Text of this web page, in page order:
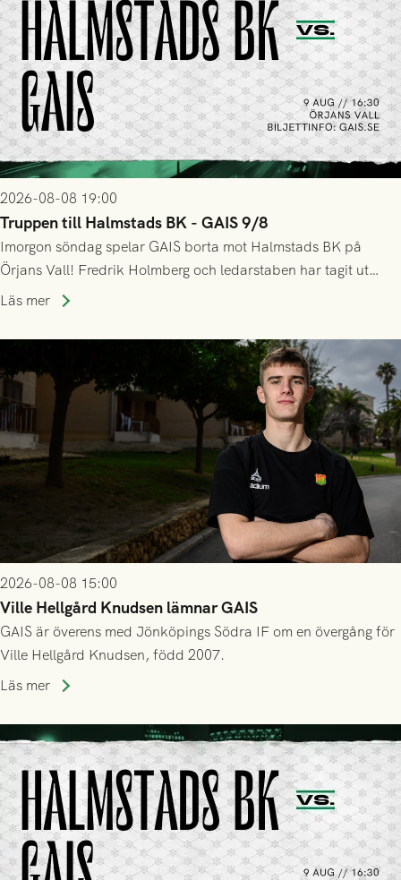
2026-08-08 19:00
Truppen till Halmstads BK - GAIS 9/8
Imorgon söndag spelar GAIS borta mot Halmstads BK på
Örjans Vall! Fredrik Holmberg och ledarstaben har tagit ut
följande trupp till matchen:
Läs mer
2026-08-08 15:00
Ville Hellgård Knudsen lämnar GAIS
GAIS är överens med Jönköpings Södra IF om en övergång för
Ville Hellgård Knudsen, född 2007.
Läs mer